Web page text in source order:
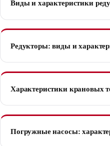
Виды и характеристики
Редукторы: виды и
Характеристики крановых
Погружные насосы: